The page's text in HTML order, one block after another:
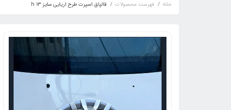
خانه فهرست محصولات قالپاق اسپرت طرح اریایی سایز 13 h